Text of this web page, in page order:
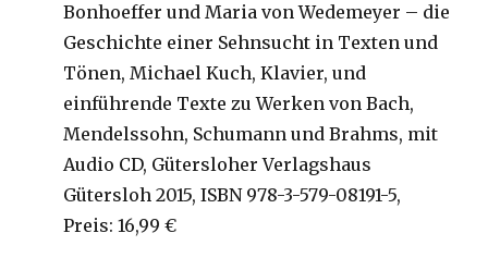
Bonhoeffer und Maria von Wedemeyer – die
Geschichte einer Sehnsucht in Texten und
Tönen, Michael Kuch, Klavier, und
einführende Texte zu Werken von Bach,
Mendelssohn, Schumann und Brahms, mit
Audio CD, Gütersloher Verlagshaus
Gütersloh 2015, ISBN 978-3-579-08191-5,
Preis: 16,99 €